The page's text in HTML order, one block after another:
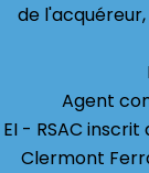
de
Agent
EI - RSAC
Clermont